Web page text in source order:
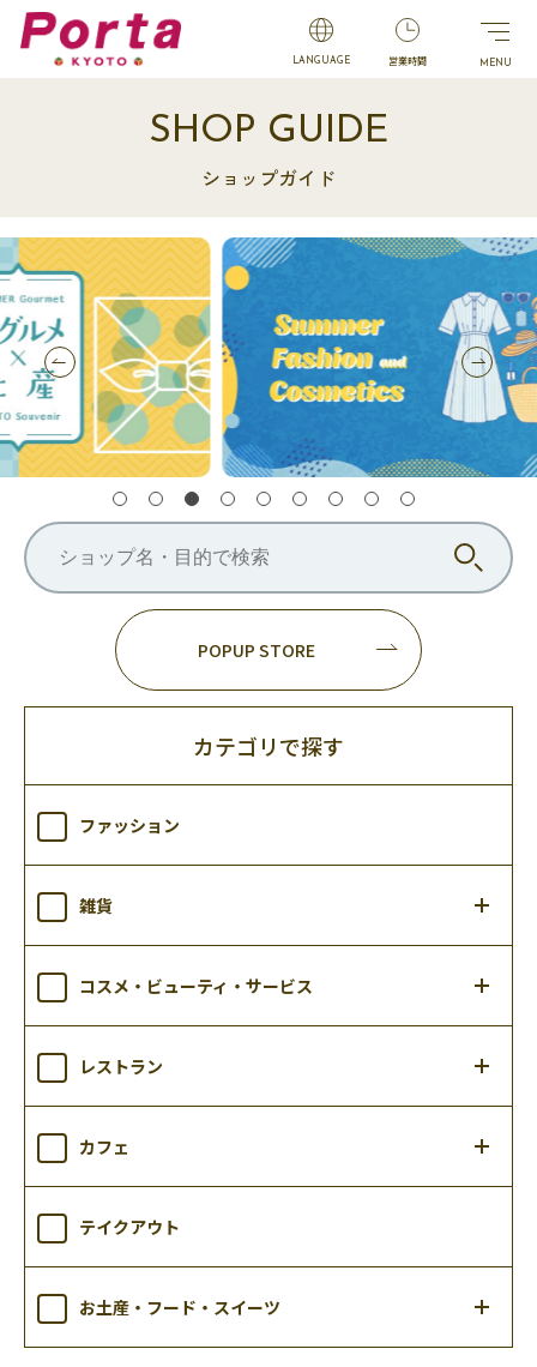
LANGUAGE 営業時間
SHOP GUIDE
ショップガイド
POPUP STORE
カテゴリで探す
ファッション
雑貨
コスメ・ビューティ・サービス
レストラン
カフェ
テイクアウト
お土産・フード・スイーツ